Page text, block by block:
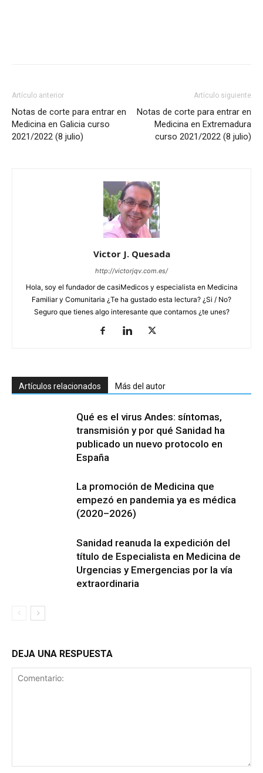
Artículo anterior
Notas de corte para entrar en
Medicina en Galicia curso
2021/2022 (8 julio)
Artículo siguiente
Notas de corte para entrar en
Medicina en Extremadura
curso 2021/2022 (8 julio)
Victor J. Quesada
http://victorjqv.com.es/
Hola, soy el fundador de casiMedicos y especialista en Medicina
Familiar y Comunitaria ¿Te ha gustado esta lectura? ¿Si / No?
Seguro que tienes algo interesante que contarnos ¿te unes?
Artículos relacionados Más del autor
Qué es el virus Andes: síntomas,
transmisión y por qué Sanidad ha
publicado un nuevo protocolo en
España
La promoción de Medicina que
empezó en pandemia ya es médica
(2020–2026)
Sanidad reanuda la expedición del
título de Especialista en Medicina de
Urgencias y Emergencias por la vía
extraordinaria
DEJA UNA RESPUESTA